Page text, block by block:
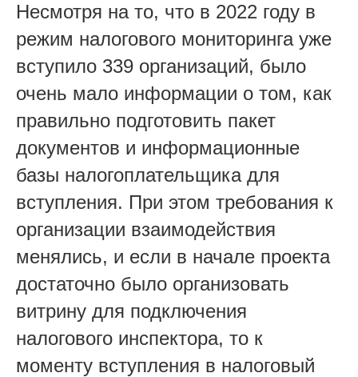
Несмотря на то, что в 2022 году в
режим налогового мониторинга уже
вступило 339 организаций, было
очень мало информации о том, как
правильно подготовить пакет
документов и информационные
базы налогоплательщика для
вступления. При этом требования к
организации взаимодействия
менялись, и если в начале проекта
достаточно было организовать
витрину для подключения
налогового инспектора, то к
моменту вступления в налоговый